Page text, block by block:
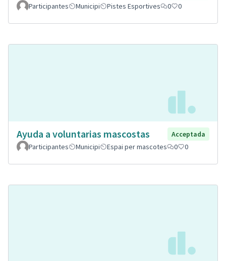
Participantes
Municipi Pistes Esportives 0 0
Ayuda a voluntarias mascostas
Acceptada
Participantes
Municipi Espai per mascotes 0 0